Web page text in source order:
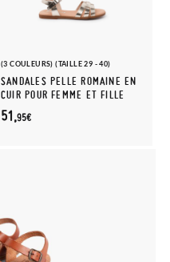
(3 COULEURS) (TAILLE 29 - 40)
SANDALES PELLE ROMAINE EN
CUIR POUR FEMME ET FILLE
51,95€